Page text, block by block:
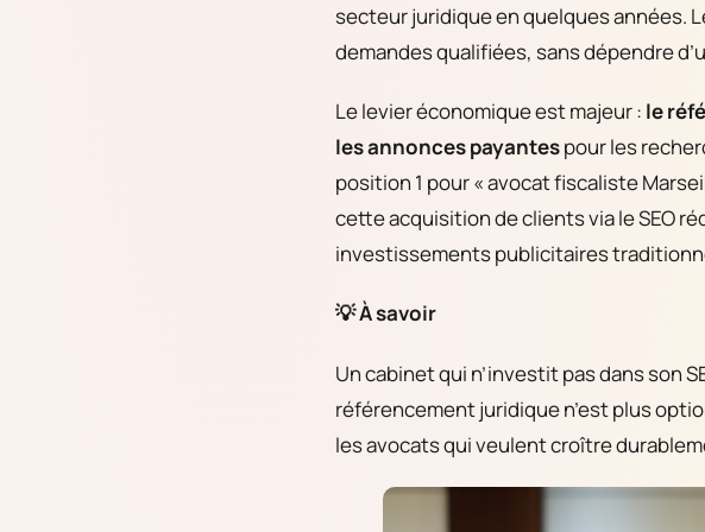
secteur juridique en quelques années.
demandes qualifiées, sans dépendre
Le levier économique est majeur : le
les annonces payantespour les
position 1 pour « avocat fiscaliste
cette acquisition de clients via le SEO
investissements publicitaires
💡 À savoir
Un cabinet qui n’investit pas dans son
référencement juridique n’est plus
les avocats qui veulent croître